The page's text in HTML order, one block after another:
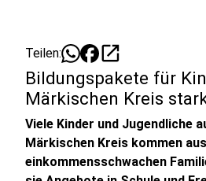
Teilen: open_in_new
Bildungspakete für
Märkischen Kreis
Viele Kinder und Jugendliche
Märkischen Kreis kommen aus
einkommensschwachen